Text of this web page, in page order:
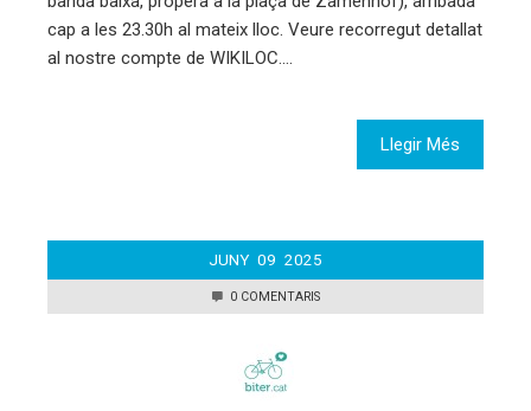
cap a les 23.30h al mateix lloc. Veure recorregut detallat
al nostre compte de WIKILOC.…
Llegir Més
JUNY 09 2025
0 COMENTARIS